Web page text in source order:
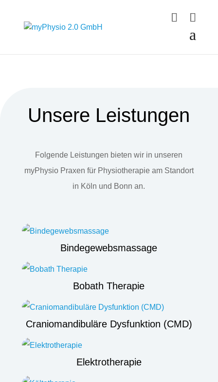
Unsere Leistungen
Folgende Leistungen bieten wir in unseren
myPhysio Praxen für Physiotherapie am Standort
in Köln und Bonn an.
Bindegewebsmassage
Bobath Therapie
Craniomandibuläre Dysfunktion (CMD)
Elektrotherapie